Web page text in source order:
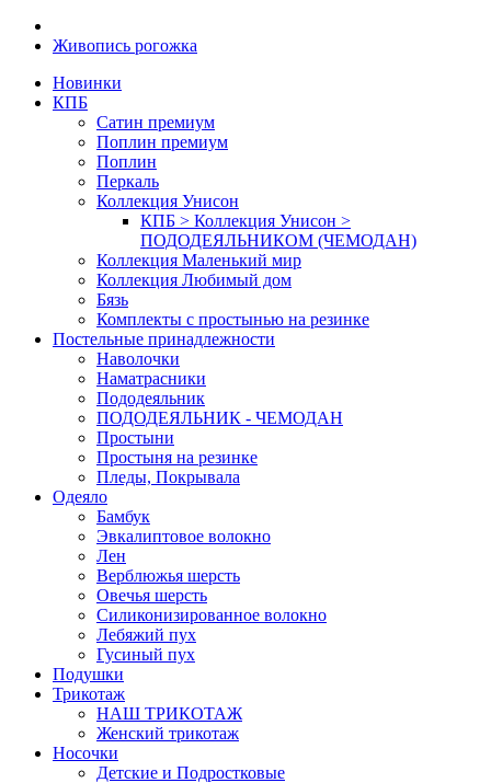
Живопись рогожка
Новинки
КПБ
Сатин премиум
Поплин премиум
Поплин
Перкаль
Коллекция Унисон
КПБ > Коллекция Унисон >
ПОДОДЕЯЛЬНИКОМ (ЧЕМОДАН)
Коллекция Маленький мир
Коллекция Любимый дом
Бязь
Комплекты с простынью на резинке
Постельные принадлежности
Наволочки
Наматрасники
Пододеяльник
ПОДОДЕЯЛЬНИК - ЧЕМОДАН
Простыни
Простыня на резинке
Пледы, Покрывала
Одеяло
Бамбук
Эвкалиптовое волокно
Лен
Верблюжья шерсть
Овечья шерсть
Силиконизированное волокно
Лебяжий пух
Гусиный пух
Подушки
Трикотаж
НАШ ТРИКОТАЖ
Женский трикотаж
Носочки
Детские и Подростковые